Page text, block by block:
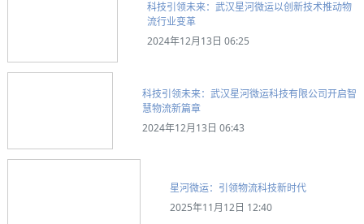
科技引领未来：武汉星河微运以创新技术推动物
流行业变革
2024年12月13日 06:25
科技引领未来：武汉星河微运科技有限公司开启智
慧物流新篇章
2024年12月13日 06:43
星河微运：引领物流科技新时代
2025年11月12日 12:40